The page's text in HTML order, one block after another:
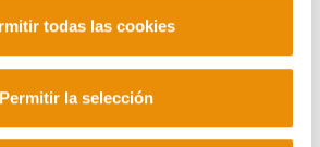
todas las cookies
Permitir la selección
de otras categorías para
los huelguistas y permitió horas
a la torera un derecho
es el de huelga. Una huelga sirve